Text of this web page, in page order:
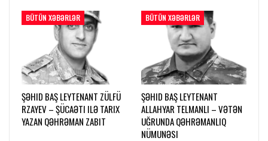
BÜTÜN XƏBƏRLƏR
ŞƏHID BAŞ LEYTENANT ZÜLFÜ
RZAYEV – ŞÜCAƏTI ILƏ TARIX
YAZAN QƏHRƏMAN ZABIT
BÜTÜN XƏBƏRLƏR
ŞƏHID BAŞ LEYTENANT
ALLAHYAR TELMANLI – VƏTƏN
UĞRUNDA QƏHRƏMANLIQ
NÜMUNƏSI